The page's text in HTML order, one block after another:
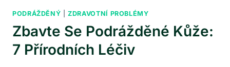
PODRÁŽDĚNÝ |ZDRAVOTNÍ PROBLÉMY
Zbavte Se Podrážděné Kůže:
7 Přírodních Léčiv